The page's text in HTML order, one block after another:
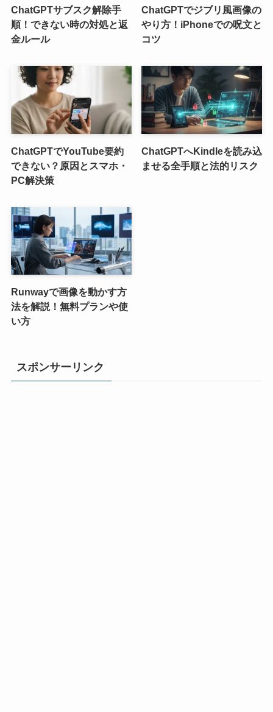
ChatGPTサブスク解除手
順！できない時の対処と返
金ルール
ChatGPTでジブリ風画像の
やり方！iPhoneでの呪文と
コツ
ChatGPTでYouTube要約
できない？原因とスマホ・
PC解決策
ChatGPTへKindleを読み込
ませる全手順と法的リスク
Runwayで画像を動かす方
法を解説！無料プランや使
い方
スポンサーリンク